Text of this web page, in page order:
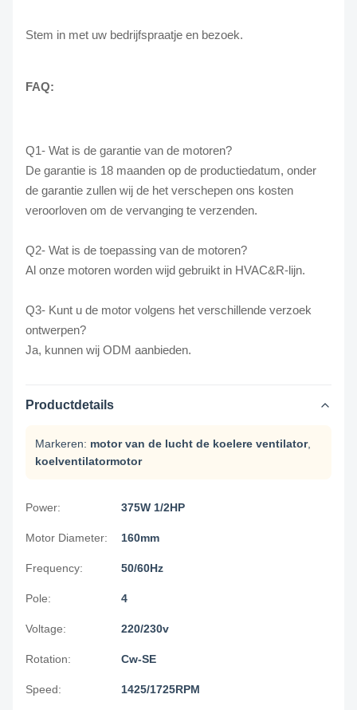
Stem in met uw bedrijfspraatje en bezoek.
FAQ:
Q1- Wat is de garantie van de motoren?
De garantie is 18 maanden op de productiedatum, onder
de garantie zullen wij de het verschepen ons kosten
veroorloven om de vervanging te verzenden.
Q2- Wat is de toepassing van de motoren?
Al onze motoren worden wijd gebruikt in HVAC&R-lijn.
Q3- Kunt u de motor volgens het verschillende verzoek
ontwerpen?
Ja, kunnen wij ODM aanbieden.
Productdetails
Markeren: motor van de lucht de koelere ventilator,
koelventilatormotor
Power: 375W 1/2HP
Motor Diameter: 160mm
Frequency: 50/60Hz
Pole: 4
Voltage: 220/230v
Rotation: Cw-SE
Speed: 1425/1725RPM